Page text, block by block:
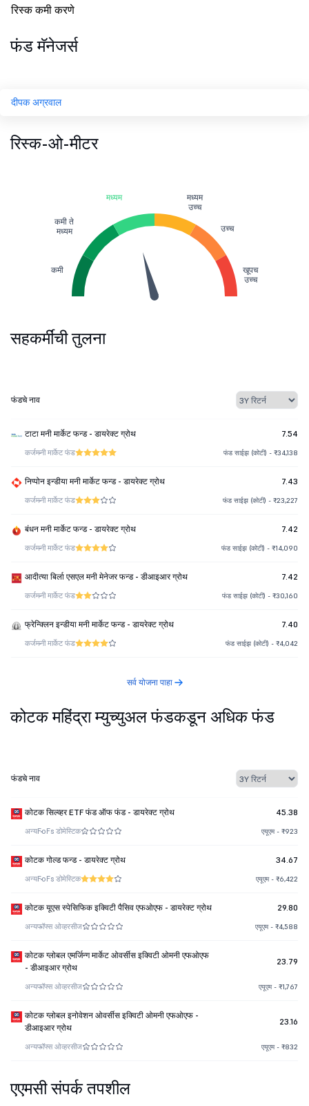
रिस्क कमी करणे
फंड मॅनेजर्स
दीपक अग्रवाल
रिस्क-ओ-मीटर
कमी
कमी ते
मध्यम
मध्यम
मध्यम
उच्च
उच्च
खूपच
उच्च
सहकर्मींची तुलना
फंडचे नाव
टाटा मनी मार्केट फन्ड - डायरेक्ट ग्रोथ 7.54
कर्जमनी मार्केट फंड फंड साईझ (कोटी) - ₹34,138
निप्पोन इन्डीया मनी मार्केट फन्ड - डायरेक्ट ग्रोथ 7.43
कर्जमनी मार्केट फंड फंड साईझ (कोटी) - ₹23,227
बंधन मनी मार्केट फन्ड - डायरेक्ट ग्रोथ 7.42
कर्जमनी मार्केट फंड फंड साईझ (कोटी) - ₹14,090
आदीत्या बिर्ला एसएल मनी मेनेजर फन्ड - डीआइआर ग्रोथ 7.42
कर्जमनी मार्केट फंड फंड साईझ (कोटी) - ₹30,160
फ्रेन्क्लिन इन्डीया मनी मार्केट फन्ड - डायरेक्ट ग्रोथ 7.40
कर्जमनी मार्केट फंड फंड साईझ (कोटी) - ₹4,042
सर्व योजना पाहा
कोटक महिंद्रा म्युच्युअल फंडकडून अधिक फंड
फंडचे नाव
कोटक सिल्व्हर ETF फंड ऑफ फंड - डायरेक्ट ग्रोथ 45.38
अन्यFoFs डोमेस्टिक एयूएम - ₹923
कोटक गोल्ड फन्ड - डायरेक्ट ग्रोथ 34.67
अन्यFoFs डोमेस्टिक एयूएम - ₹6,422
कोटक यूएस स्पेसिफिक इक्विटी पैसिव एफओएफ - डायरेक्ट ग्रोथ 29.80
अन्यफॉफ्स ओव्हरसीज एयूएम - ₹4,588
कोटक ग्लोबल एमर्जिन्ग मार्केट ओवर्सीस इक्विटी ओमनी एफओएफ
- डीआइआर ग्रोथ
23.79
अन्यफॉफ्स ओव्हरसीज एयूएम - ₹1,767
कोटक ग्लोबल इनोवेशन ओवर्सीस इक्विटी ओमनी एफओएफ -
डीआइआर ग्रोथ
23.16
अन्यफॉफ्स ओव्हरसीज एयूएम - ₹832
एएमसी संपर्क तपशील